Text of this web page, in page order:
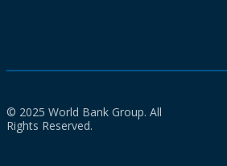
© 2025 World Bank Group. All
Rights Reserved.